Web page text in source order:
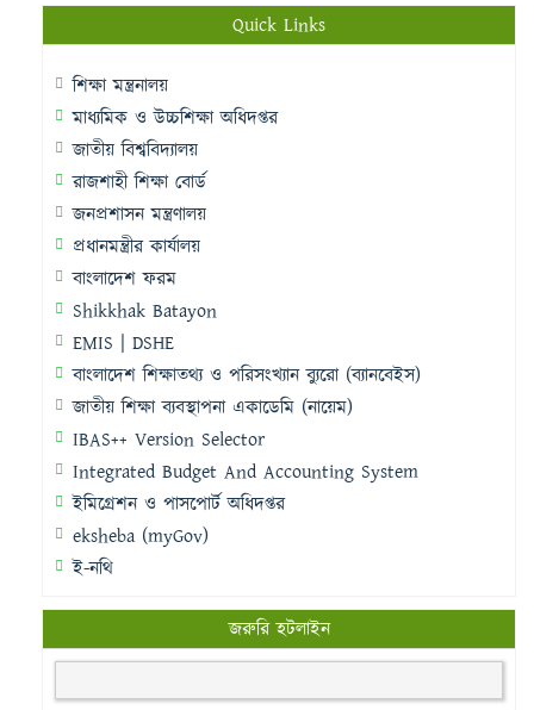
Quick Links
শিক্ষা মন্ত্রনালয়
মাধ্যমিক ও উচ্চশিক্ষা অধিদপ্তর
জাতীয় বিশ্ববিদ্যালয়
রাজশাহী শিক্ষা বোর্ড
জনপ্রশাসন মন্ত্রণালয়
প্রধানমন্ত্রীর কার্যালয়
বাংলাদেশ ফরম
Shikkhak Batayon
EMIS | DSHE
বাংলাদেশ শিক্ষাতথ্য ও পরিসংখ্যান ব্যুরো (ব্যানবেইস)
জাতীয় শিক্ষা ব্যবস্থাপনা একাডেমি (নায়েম)
IBAS++ Version Selector
Integrated Budget And Accounting System
ইমিগ্রেশন ও পাসপোর্ট অধিদপ্তর
eksheba (myGov)
ই-নথি
জরুরি হটলাইন